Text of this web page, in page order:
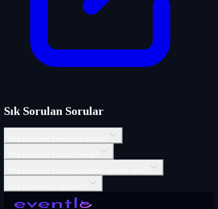
Sık Sorulan Sorular